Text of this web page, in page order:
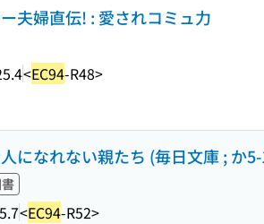
夫婦直伝! : 愛されコミュ力
<EC94-R48>
になれない親たち (毎日文庫 ; か
<EC94-R52>